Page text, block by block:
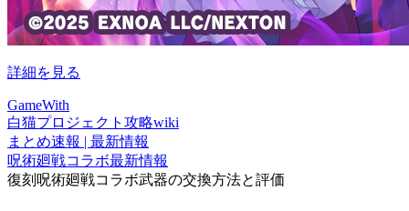
詳細を見る
GameWith
白猫プロジェクト攻略wiki
まとめ速報 | 最新情報
呪術廻戦コラボ最新情報
復刻呪術廻戦コラボ武器の交換方法と評価